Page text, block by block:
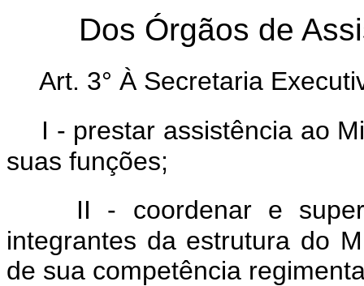
Dos Órgãos de
Art. 3° À Secretaria
I - prestar assistência ao
suas funções;
II - coordenar e
integrantes da estrutura do
de sua competência